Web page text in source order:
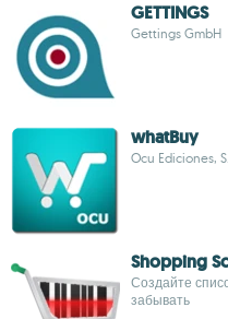
GETTINGS
Gettings GmbH
whatBuy
Ocu Ediciones,
Shopping
Создайте
забывать